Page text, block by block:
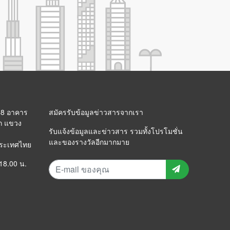
อาคาร
แขวง
เทศไทย
น.
สมัครรับข้อมูลข่าวสารจากเรา
รับแจ้งข้อมูลและข่าวสาร รวมทั้งโปรโมชั่น
และของรางวัลอีกมากมาย